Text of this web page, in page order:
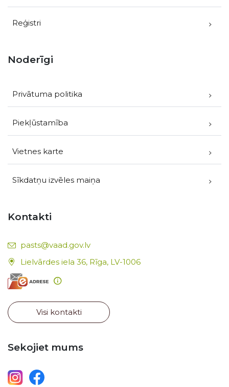
Reģistri
Noderīgi
Privātuma politika
Piekļūstamība
Vietnes karte
Sīkdatņu izvēles maiņa
Kontakti
E-pasts:
pasts@vaad.gov.lv
Lielvārdes iela 36, Rīga, LV-1006
Visi kontakti
Sekojiet mums